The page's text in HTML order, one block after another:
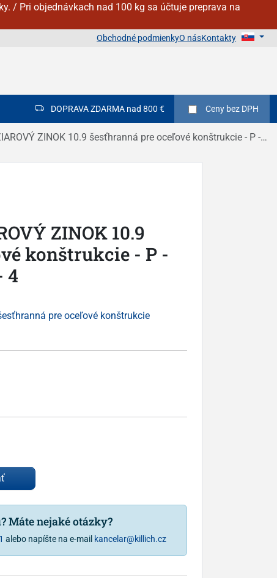
/ Pri objednávkach nad 100 kg sa účtuje preprava na
Obchodné podmienkyO násKontakty
DOPRAVA ZDARMA nad 800 € Ceny bez DPH
ZINOK 10.9 šesťhranná pre oceľové konštrukcie - P - DIN 6914 / EN 14399 - 4
ZINOK 10.9
konštrukcie - P -
4
pre oceľové konštrukcie
Máte nejaké otázky?
alebo napíšte na e-mail kancelar@killich.cz